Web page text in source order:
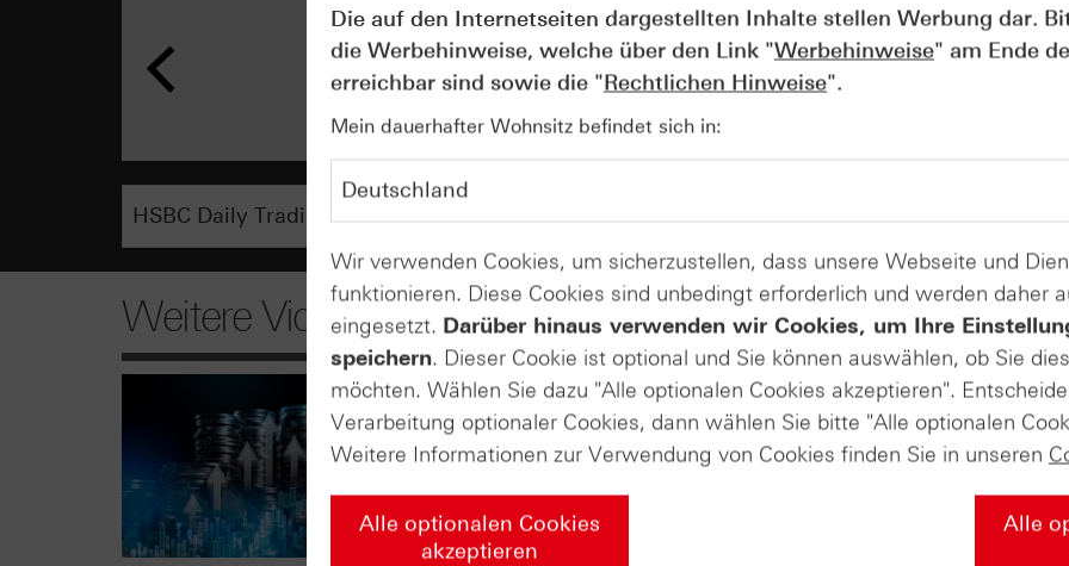
AUGUST
04
Der Blick ins Kleingedruckte:
Kündigungen bei Derivaten -
vom 04.08.2026
Weitere Videos
Die auf den Internetseiten dargestellten Inhalte stellen Werbung dar.
die Werbehinweise, welche über den Link "Werbehinweise" am Ende
erreichbar sind sowie die "Rechtlichen Hinweise".
Mein dauerhafter Wohnsitz befindet sich in:
Wir verwenden Cookies, um sicherzustellen, dass unsere Webseite und
funktionieren. Diese Cookies sind unbedingt erforderlich und werden daher
eingesetzt. Darüber hinaus verwenden wir Cookies, um Ihre
speichern. Dieser Cookie ist optional und Sie können auswählen, ob Sie
möchten. Wählen Sie dazu "Alle optionalen Cookies akzeptieren".
Verarbeitung optionaler Cookies, dann wählen Sie bitte "Alle optionalen
Weitere Informationen zur Verwendung von Cookies finden Sie in unseren
Alle optionalen Cookies
akzeptieren
Alle